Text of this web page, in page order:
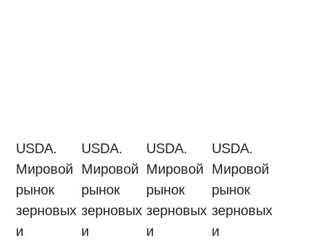
USDA.
Мировой
рынок
зерновых
и
USDA.
Мировой
рынок
зерновых
и
USDA.
Мировой
рынок
зерновых
и
USDA.
Мировой
рынок
зерновых
и